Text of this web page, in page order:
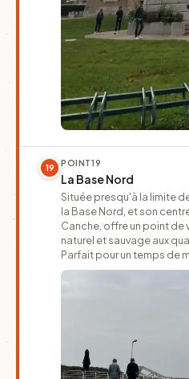
19 POINT19
La Base Nord
Située presqu'à la limite
la Base Nord, et son
Canche, offre un point de
naturel et sauvage aux
Parfait pour un temps de